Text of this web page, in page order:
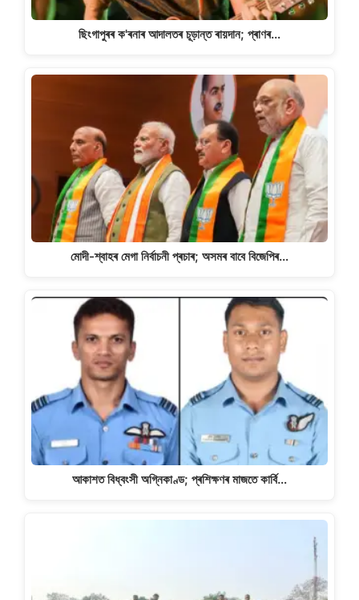
ছিংগাপুৰৰ ক'ৰনাৰ আদালতৰ চূড়ান্ত ৰায়দান; প্ৰাণৰ…
মোদী-শ্বাহৰ মেগা নিৰ্বাচনী প্ৰচাৰ; অসমৰ বাবে বিজেপিৰ…
আকাশত বিধ্বংসী অগ্নিকাণ্ড; প্ৰশিক্ষণৰ মাজতে কাৰ্বি…